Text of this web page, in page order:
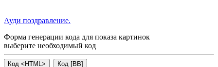
Ауди поздравление.
Форма генерации кода для показа картинок
выберите необходимый код